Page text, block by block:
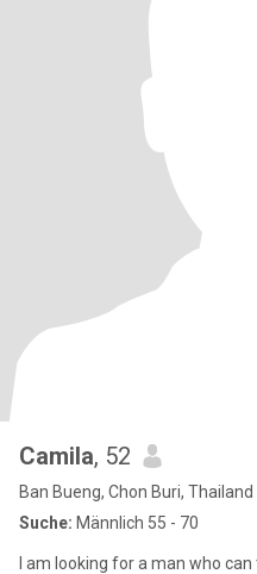
Camila, 52
Ban Bueng, Chon Buri, Thailand
Suche: Männlich 55 - 70
I am looking for a man who